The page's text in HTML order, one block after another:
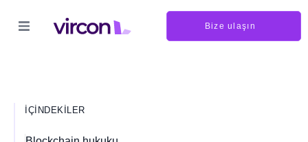
Bize ulaşın
İÇINDEKILER